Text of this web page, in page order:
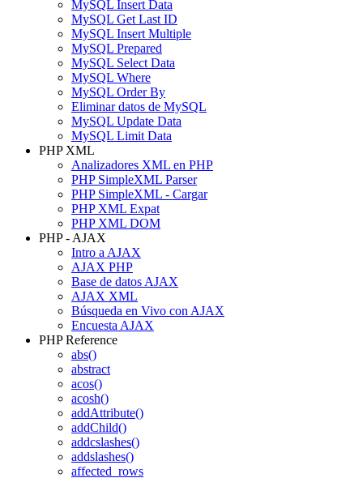
MySQL Insert Data
MySQL Get Last ID
MySQL Insert Multiple
MySQL Prepared
MySQL Select Data
MySQL Where
MySQL Order By
Eliminar datos de MySQL
MySQL Update Data
MySQL Limit Data
PHP XML
Analizadores XML en PHP
PHP SimpleXML Parser
PHP SimpleXML - Cargar
PHP XML Expat
PHP XML DOM
PHP - AJAX
Intro a AJAX
AJAX PHP
Base de datos AJAX
AJAX XML
Búsqueda en Vivo con AJAX
Encuesta AJAX
PHP Reference
abs()
abstract
acos()
acosh()
addAttribute()
addChild()
addcslashes()
addslashes()
affected_rows